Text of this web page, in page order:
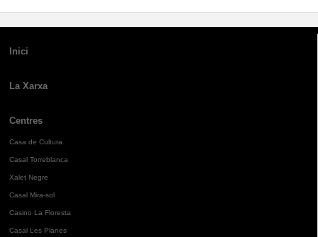
Inici
La Xarxa
Centres
Casa de Cultura
Casal Torreblanca
Xalet Negre
Casal Mira-sol
Casino La Floresta
Casal Les Planes